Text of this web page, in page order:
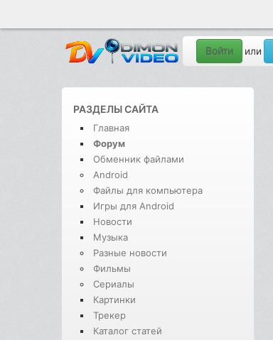
Войти или
РАЗДЕЛЫ САЙТА
Главная
Форум
Обменник файлами
Android
Файлы для компьютера
Игры для Android
Новости
Музыка
Разные новости
Фильмы
Сериалы
Картинки
Трекер
Каталог статей